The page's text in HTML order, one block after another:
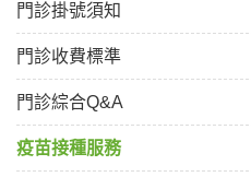
門診掛號須知
門診收費標準
門診綜合Q&A
疫苗接種服務